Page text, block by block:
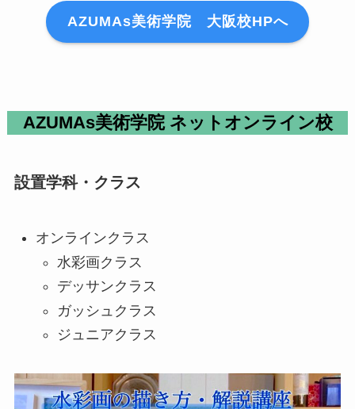
AZUMAs美術学院 大阪校HPへ
AZUMAs美術学院 ネットオンライン校
設置学科・クラス
オンラインクラス
水彩画クラス
デッサンクラス
ガッシュクラス
ジュニアクラス